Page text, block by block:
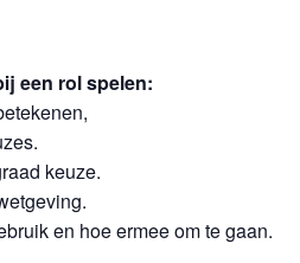
een rol spelen:
keuze.
en hoe ermee om te gaan.